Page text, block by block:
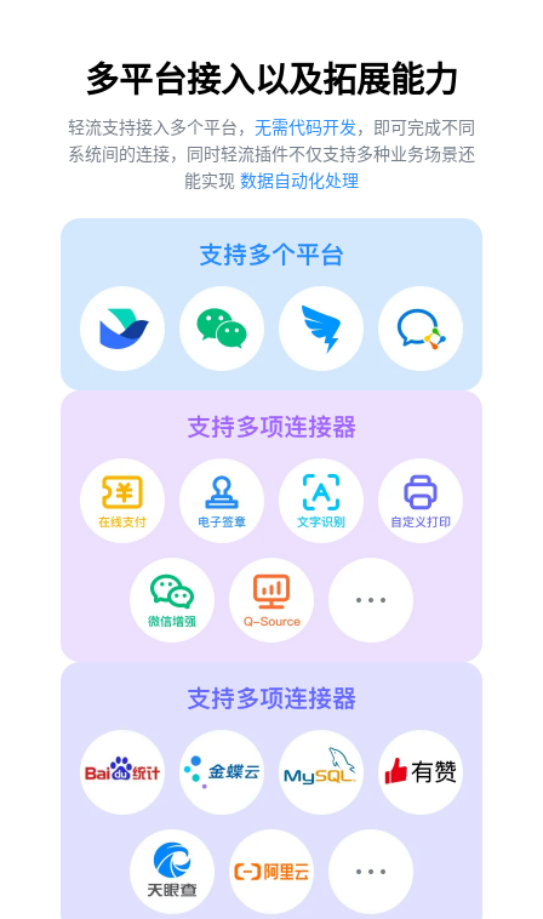
多平台接入以及拓展能力
轻流支持接入多个平台， 无需代码开发，即可完成不同
系统间的连接，同时轻流插件不仅支持多种业务场景还
能实现 数据自动化处理